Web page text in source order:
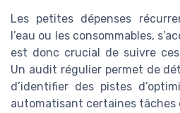
Les petites dépenses
l’eau ou les consommables,
est donc crucial de suivre
Un audit régulier permet de
d’identifier des pistes
automatisant certaines tâches